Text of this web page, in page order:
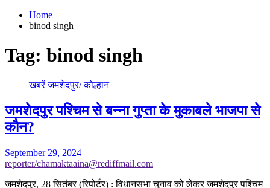
Home
binod singh
Tag: binod singh
खबरें जमशेदपुर/ कोल्हान
जमशेदपुर पश्चिम से बन्ना गुप्ता के मुकाबले भाजपा से
कौन?
September 29, 2024
reporter/chamaktaaina@rediffmail.com
जमशेदपुर, 28 सितंबर (रिपोर्टर) : विधानसभा चुनाव को लेकर जमशेदपुर पश्चिम